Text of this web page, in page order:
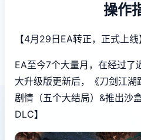
操作
【4月29日EA转正，正式上线
EA至今7个大量月，在经过
大升级版更新后，《刀剑江
剧情（五个大结局）&推出沙
DLC】